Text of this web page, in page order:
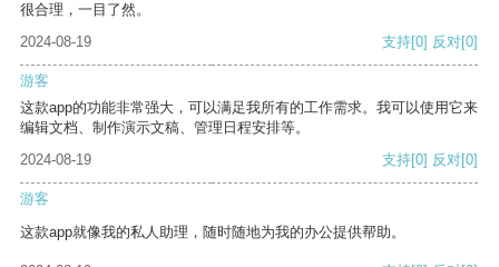
很合理，一目了然。
2024-08-19
支持[0] 反对[0]
游客
这款app的功能非常强大，可以满足我所有的工作需求。我可以使用它来
编辑文档、制作演示文稿、管理日程安排等。
2024-08-19
支持[0] 反对[0]
游客
这款app就像我的私人助理，随时随地为我的办公提供帮助。